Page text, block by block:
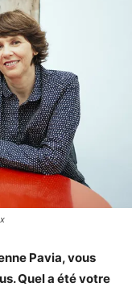
Pavia, vous
Quel a été votre